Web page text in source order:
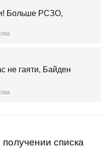
Больше РСЗО,
не гаяти, Байден
списка